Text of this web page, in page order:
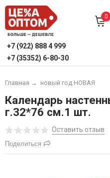
0
+7 (922) 888 4 999
+7 (35352) 6-80-30
Главная → новый год НОВАЯ
Календарь
г.32*76 см.1 шт.
Оставить отзыв
Поделиться